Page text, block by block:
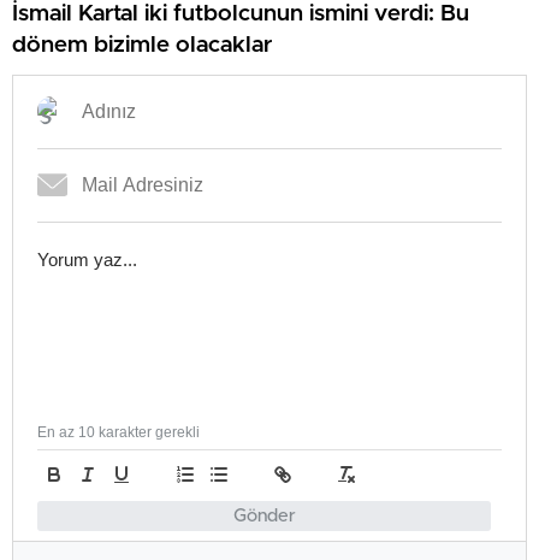
İsmail Kartal iki futbolcunun ismini verdi: Bu
dönem bizimle olacaklar
Gönder
En az 10 karakter gerekli